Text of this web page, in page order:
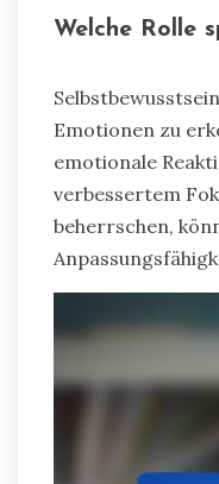
Welche Rolle
Emotionen zu
emotionale
verbessertem
beherrschen,